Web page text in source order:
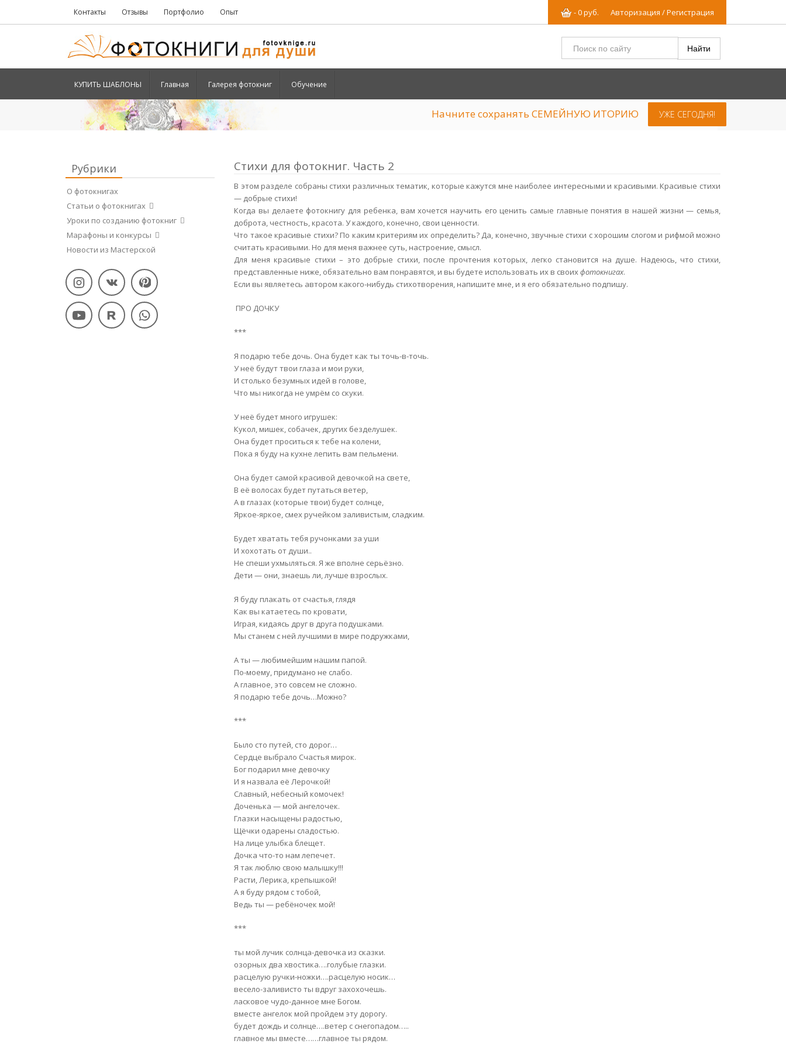
Контакты Отзывы Портфолио Опыт Авторизация / Регистрация
-0руб.
КУПИТЬ ШАБЛОНЫ Главная Галерея фотокниг Обучение
Начните сохранять СЕМЕЙНУЮ ИТОРИЮ УЖЕ СЕГОДНЯ!
Рубрики
О фотокнигах
Статьи о фотокнигах
Уроки по созданию фотокниг
Марафоны и конкурсы
Новости из Мастерской
Стихи для фотокниг. Часть 2
В этом разделе собраны стихи различных тематик, которые кажутся мне наиболее интересными и красивыми. Красивые стихи
— добрые стихи!
Когда вы делаете фотокнигу для ребенка, вам хочется научить его ценить самые главные понятия в нашей жизни — семья,
доброта, честность, красота. У каждого, конечно, свои ценности.
Что такое красивые стихи? По каким критериям их определить? Да, конечно, звучные стихи с хорошим слогом и рифмой можно
считать красивыми. Но для меня важнее суть, настроение, смысл.
Для меня красивые стихи – это добрые стихи, после прочтения которых, легко становится на душе. Надеюсь, что стихи,
представленные ниже, обязательно вам понравятся, и вы будете использовать их в своихфотокнигах.
Если вы являетесь автором какого-нибудь стихотворения, напишите мне, и я его обязательно подпишу.
ПРО ДОЧКУ
***
Я подарю тебе дочь. Она будет как ты точь-в-точь.
У неё будут твои глаза и мои руки,
И столько безумных идей в голове,
Что мы никогда не умрём со скуки.
У неё будет много игрушек:
Кукол, мишек, собачек, других безделушек.
Она будет проситься к тебе на колени,
Пока я буду на кухне лепить вам пельмени.
Она будет самой красивой девочкой на свете,
В её волосах будет путаться ветер,
А в глазах (которые твои) будет солнце,
Яркое-яркое, смех ручейком заливистым, сладким.
Будет хватать тебя ручонками за уши
И хохотать от души..
Не спеши ухмыляться. Я же вполне серьёзно.
Дети — они, знаешь ли, лучше взрослых.
Я буду плакать от счастья, глядя
Как вы катаетесь по кровати,
Играя, кидаясь друг в друга подушками.
Мы станем с ней лучшими в мире подружками,
А ты — любимейшим нашим папой.
По-моему, придумано не слабо.
А главное, это совсем не сложно.
Я подарю тебе дочь…Можно?
***
Было сто путей, сто дорог…
Сердце выбрало Счастья мирок.
Бог подарил мне девочку
И я назвала её Лерочкой!
Славный, небесный комочек!
Доченька — мой ангелочек.
Глазки насыщены радостью,
Щёчки одарены сладостью.
На лице улыбка блещет.
Дочка что-то нам лепечет.
Я так люблю свою малышку!!!
Расти, Лерика, крепышкой!
А я буду рядом с тобой,
Ведь ты — ребёночек мой!
***
ты мой лучик солнца-девочка из сказки.
озорных два хвостика….голубые глазки.
расцелую ручки-ножки….расцелую носик…
весело-заливисто ты вдруг захохочешь.
ласковое чудо-данное мне Богом.
вместе ангелок мой пройдем эту дорогу.
будет дождь и солнце….ветер с снегопадом…..
главное мы вместе……главное ты рядом.